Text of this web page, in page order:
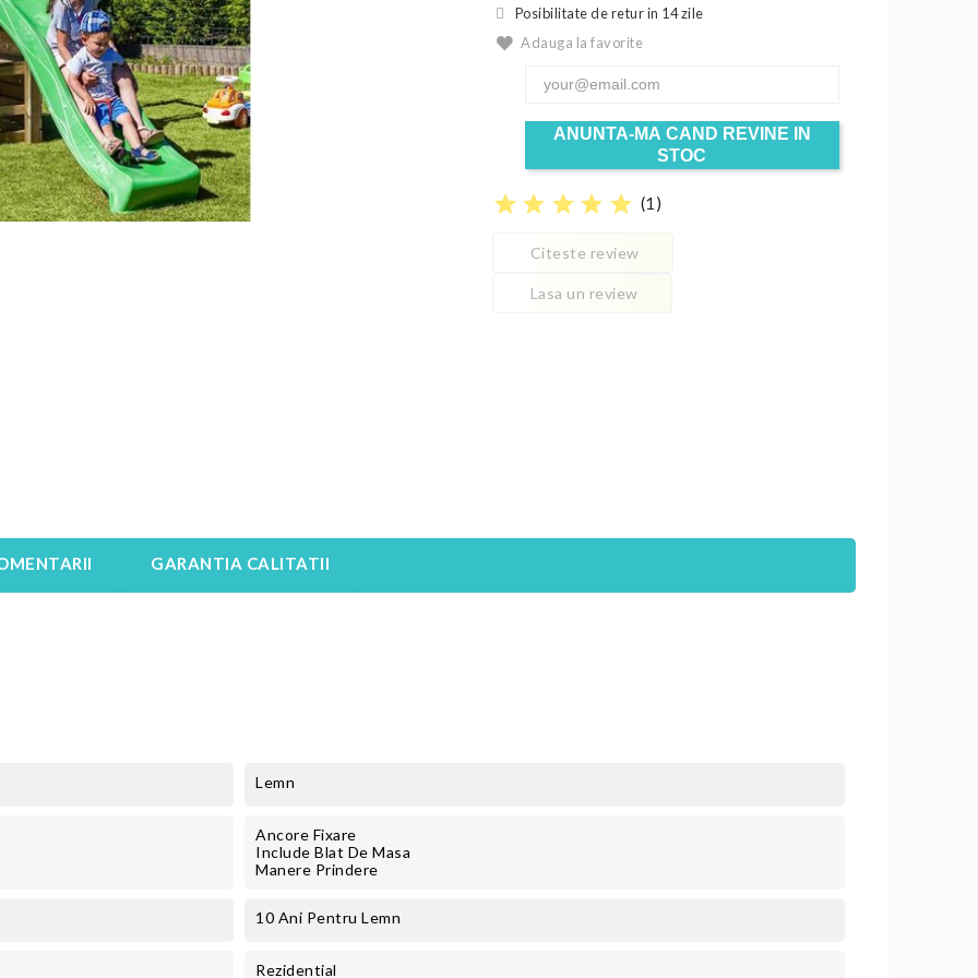
Posibilitate de retur in 14 zile
Adauga la favorite
ANUNTA-MA CAND REVINE IN
STOC
star star star star star (1 )
Citeste review
Lasa un review
GARANTIA CALITATII
Lemn
Ancore Fixare
Include Blat De Masa
Manere Prindere
10 Ani Pentru Lemn
Rezidential